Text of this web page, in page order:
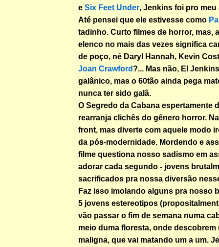
e Six Feet Under, Jenkins foi pro meu
Até pensei que ele estivesse como
tadinho. Curto filmes de horror, mas,
elenco no mais das vezes significa
de poço, né Daryl Hannah, Kevin
Joan Crawford?... Mas não, El
galânico, mas o 60tão ainda pega
nunca ter sido galã.
O Segredo da Cabana espertamente
rearranja clichês do gênero horror.
front, mas diverte com aquele modo
da pós-modernidade. Mordendo e
filme questiona nosso sadismo em
adorar cada segundo - jovens
sacrificados pra nossa diversão
Faz isso imolando alguns pra nosso
5 jovens estereotipos
vão passar o fim de semana numa
meio duma floresta, onde descobrem
maligna, que vai matando um a um.